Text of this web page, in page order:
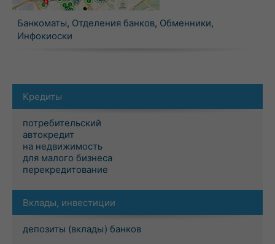
Банкоматы, Отделения банков, Обменники,
Инфокиоски
Кредиты
потребительский
автокредит
на недвижимость
для малого бизнеса
перекредитование
Вклады, инвестиции
депозиты (вклады) банков